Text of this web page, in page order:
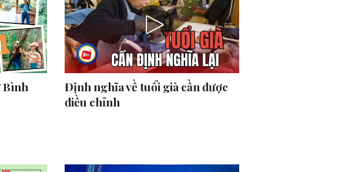
Bình
Định nghĩa về tuổi già cần được
điều chỉnh